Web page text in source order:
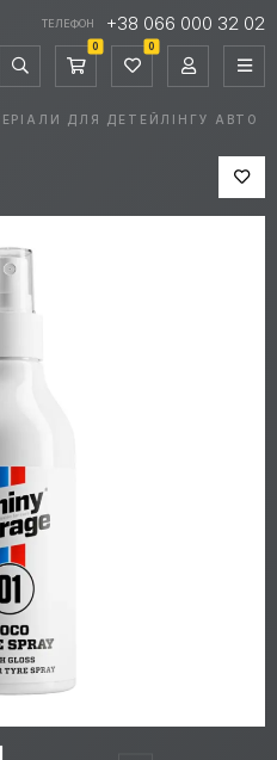
ТЕЛЕФОН +38 066 000 32 02
0 0
ДЛЯ ДЕТЕЙЛІНГУ АВТО